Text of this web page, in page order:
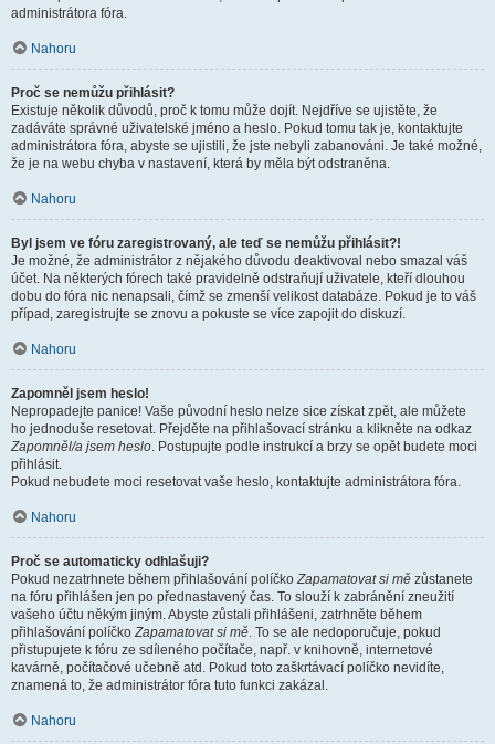
administrátora fóra.
Nahoru
Proč se nemůžu přihlásit?
Existuje několik důvodů, proč k tomu může dojít. Nejdříve se ujistěte, že
zadáváte správné uživatelské jméno a heslo. Pokud tomu tak je, kontaktujte
administrátora fóra, abyste se ujistili, že jste nebyli zabanováni. Je také možné,
že je na webu chyba v nastavení, která by měla být odstraněna.
Nahoru
Byl jsem ve fóru zaregistrovaný, ale teď se nemůžu přihlásit?!
Je možné, že administrátor z nějakého důvodu deaktivoval nebo smazal váš
účet. Na některých fórech také pravidelně odstraňují uživatele, kteří dlouhou
dobu do fóra nic nenapsali, čímž se zmenší velikost databáze. Pokud je to váš
případ, zaregistrujte se znovu a pokuste se více zapojit do diskuzí.
Nahoru
Zapomněl jsem heslo!
Nepropadejte panice! Vaše původní heslo nelze sice získat zpět, ale můžete
ho jednoduše resetovat. Přejděte na přihlašovací stránku a klikněte na odkaz
Zapomněl/a jsem heslo. Postupujte podle instrukcí a brzy se opět budete moci
přihlásit.
Pokud nebudete moci resetovat vaše heslo, kontaktujte administrátora fóra.
Nahoru
Proč se automaticky odhlašuji?
Pokud nezatrhnete během přihlašování políčkoZapamatovat si mě zůstanete
na fóru přihlášen jen po přednastavený čas. To slouží k zabránění zneužití
vašeho účtu někým jiným. Abyste zůstali přihlášeni, zatrhněte během
přihlašování políčkoZapamatovat si mě. To se ale nedoporučuje, pokud
přistupujete k fóru ze sdíleného počítače, např. v knihovně, internetové
kavárně, počítačové učebně atd. Pokud toto zaškrtávací políčko nevidíte,
znamená to, že administrátor fóra tuto funkci zakázal.
Nahoru